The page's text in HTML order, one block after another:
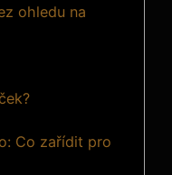
ohledu na‌
Co zařídit pro